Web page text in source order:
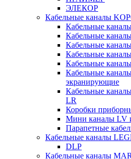
ЭЛЕКОР
Кабельные каналы
Кабельные
Кабельные
Кабельные
Кабельные
Кабельные
Кабельные
экранирующие
Кабельные
LR
Коробки
Мини каналы LV
Парапетные
Кабельные каналы
DLP
Кабельные каналы